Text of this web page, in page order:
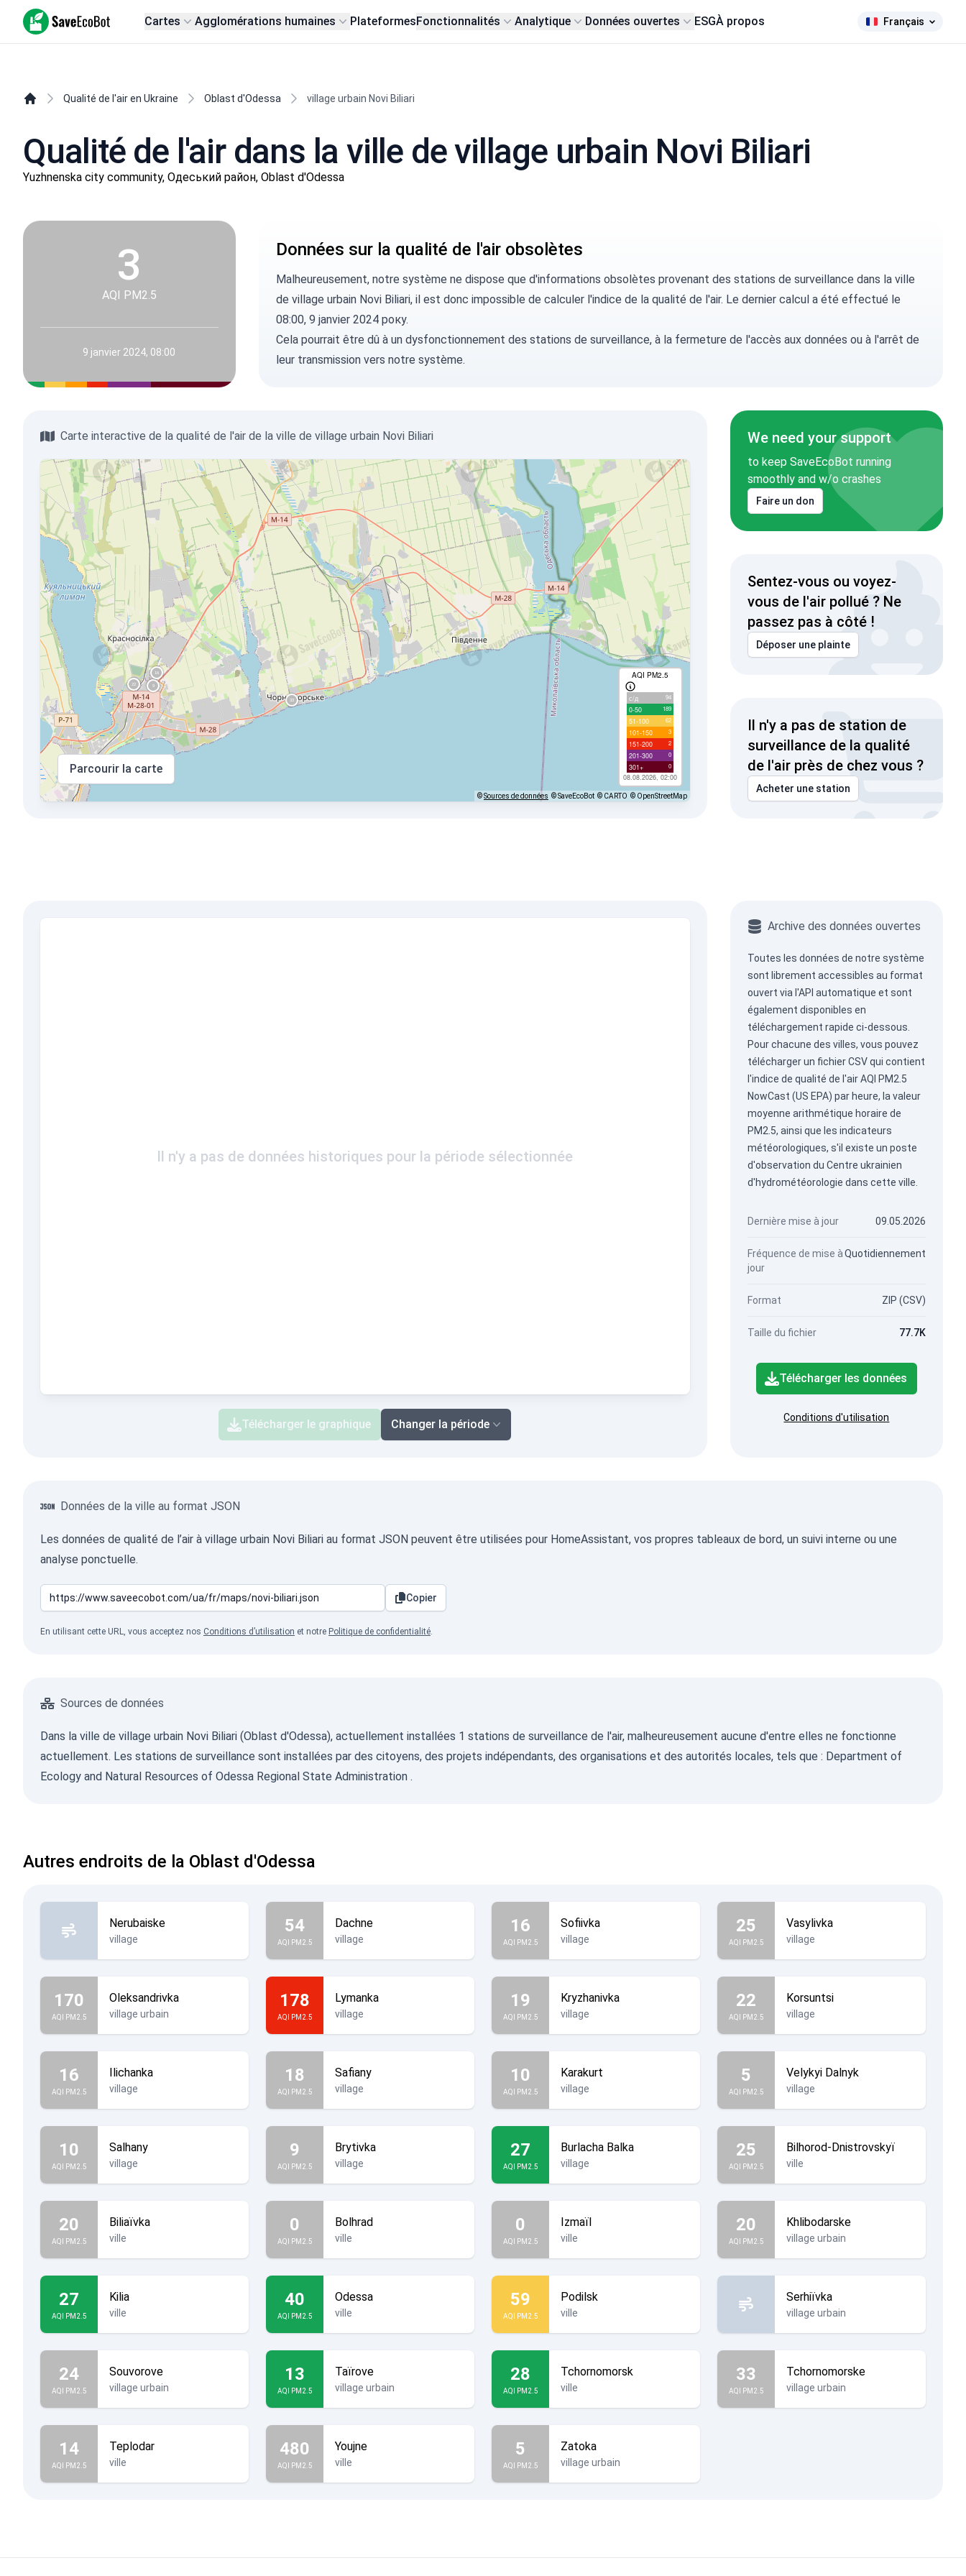
SaveEcoBot Cartes Agglomérations humaines PlateformesFonctionnalités Analytique Données ouvertes ESGÀ propos Français
Qualité de l'air en Ukraine Oblast d'Odessa village urbain Novi Biliari
Qualité de l'air dans la ville de village urbain Novi Biliari
Yuzhnenska city community, Одеський район, Oblast d'Odessa
3
AQI PM2.5
9 janvier 2024, 08:00
Données sur la qualité de l'air obsolètes
Malheureusement, notre système ne dispose que d'informations obsolètes provenant des stations de surveillance dans la ville
de village urbain Novi Biliari, il est donc impossible de calculer l'indice de la qualité de l'air. Le dernier calcul a été effectué le
08:00, 9 janvier 2024 року.
Cela pourrait être dû à un dysfonctionnement des stations de surveillance, à la fermeture de l'accès aux données ou à l'arrêt de
leur transmission vers notre système.
Carte interactive de la qualité de l'air de la ville de village urbain Novi Biliari
AQI PM2.5
с/д 94
0-50 189
51-100 62
101-150 3
151-200 2
201-300 0
301+ 0
08.08.2026, 02:00
Parcourir la carte
©Sources de données © SaveEcoBot © CARTO © OpenStreetMap
We need your support
to keep SaveEcoBot running
smoothly and w/o crashes
Faire un don
Sentez-vous ou voyez-
vous de l'air pollué ? Ne
passez pas à côté !
Déposer une plainte
Il n'y a pas de station de
surveillance de la qualité
de l'air près de chez vous ?
Acheter une station
Il n'y a pas de données historiques pour la période sélectionnée
Télécharger le graphique Changer la période
Archive des données ouvertes
Toutes les données de notre système
sont librement accessibles au format
ouvert via l'API automatique et sont
également disponibles en
téléchargement rapide ci-dessous.
Pour chacune des villes, vous pouvez
télécharger un fichier CSV qui contient
l'indice de qualité de l'air AQI PM2.5
NowCast (US EPA) par heure, la valeur
moyenne arithmétique horaire de
PM2.5, ainsi que les indicateurs
météorologiques, s'il existe un poste
d'observation du Centre ukrainien
d'hydrométéorologie dans cette ville.
Dernière mise à jour 09.05.2026
Fréquence de mise à
jour
Quotidiennement
Format ZIP (CSV)
Taille du fichier 77.7K
Télécharger les données
Conditions d'utilisation
Données de la ville au format JSON
Les données de qualité de l’air à village urbain Novi Biliari au format JSON peuvent être utilisées pour HomeAssistant, vos propres tableaux de bord, un suivi interne ou une
analyse ponctuelle.
Copier
En utilisant cette URL, vous acceptez nos Conditions d’utilisation et notre Politique de confidentialité.
Sources de données
Dans la ville de village urbain Novi Biliari (Oblast d'Odessa), actuellement installées 1 stations de surveillance de l'air, malheureusement aucune d'entre elles ne fonctionne
actuellement. Les stations de surveillance sont installées par des citoyens, des projets indépendants, des organisations et des autorités locales, tels que : Department of
Ecology and Natural Resources of Odessa Regional State Administration .
Autres endroits de la Oblast d'Odessa
Nerubaiske
village
54
AQI PM2.5
Dachne
village
16
AQI PM2.5
Sofiivka
village
25
AQI PM2.5
Vasylivka
village
170
AQI PM2.5
Oleksandrivka
village urbain
178
AQI PM2.5
Lymanka
village
19
AQI PM2.5
Kryzhanivka
village
22
AQI PM2.5
Korsuntsi
village
16
AQI PM2.5
Ilichanka
village
18
AQI PM2.5
Safiany
village
10
AQI PM2.5
Karakurt
village
5
AQI PM2.5
Velykyi Dalnyk
village
10
AQI PM2.5
Salhany
village
9
AQI PM2.5
Brytivka
village
27
AQI PM2.5
Burlacha Balka
village
25
AQI PM2.5
Bilhorod-Dnistrovskyï
ville
20
AQI PM2.5
Biliaïvka
ville
0
AQI PM2.5
Bolhrad
ville
0
AQI PM2.5
Izmaïl
ville
20
AQI PM2.5
Khlibodarske
village urbain
27
AQI PM2.5
Kilia
ville
40
AQI PM2.5
Odessa
ville
59
AQI PM2.5
Podilsk
ville
Serhiïvka
village urbain
24
AQI PM2.5
Souvorove
village urbain
13
AQI PM2.5
Taïrove
village urbain
28
AQI PM2.5
Tchornomorsk
ville
33
AQI PM2.5
Tchornomorske
village urbain
14
AQI PM2.5
Teplodar
ville
480
AQI PM2.5
Youjne
ville
5
AQI PM2.5
Zatoka
village urbain